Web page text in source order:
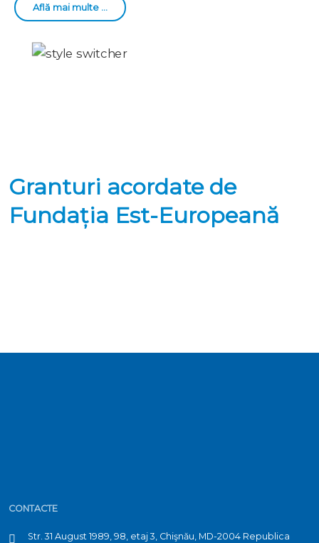
Află mai multe ...
Granturi acordate de
Fundația Est-Europeană
CONTACTE
Str. 31 August 1989, 98, etaj 3, Chişnău, MD-2004 Republica